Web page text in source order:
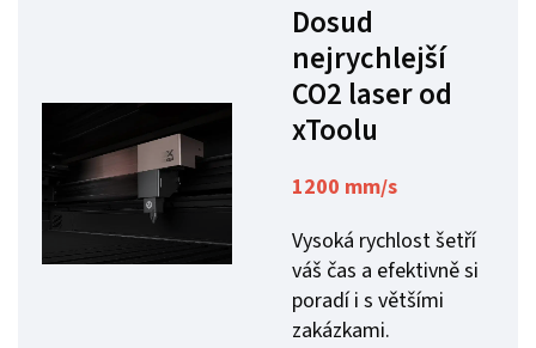
Dosud
nejrychlejší
CO2 laser od
xToolu
1200 mm/s
Vysoká rychlost šetří
váš čas a efektivně si
poradí i s většími
zakázkami.